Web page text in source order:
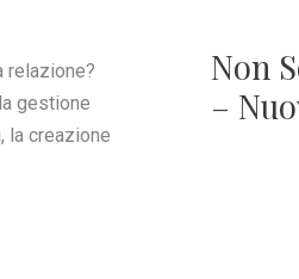
relazione?
gestione
la creazione
Non
–